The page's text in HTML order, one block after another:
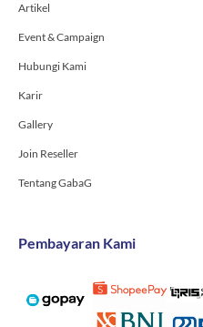
Artikel
Event & Campaign
Hubungi Kami
Karir
Gallery
Join Reseller
Tentang GabaG
Pembayaran Kami